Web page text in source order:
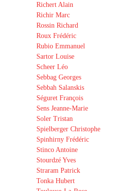
Richert Alain
Richir Marc
Rossin Richard
Roux Frédéric
Rubio Emmanuel
Sartor Louise
Scheer Léo
Sebbag Georges
Sebbah Salanskis
Séguret François
Sens Jeanne-Marie
Soler Tristan
Spielberger Christophe
Spinhirny Frédéric
Stinco Antoine
Stourdzé Yves
Straram Patrick
Tonka Hubert